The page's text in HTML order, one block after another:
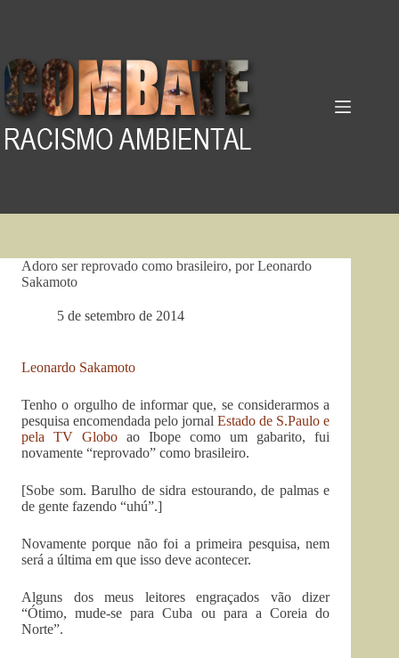
Adoro ser reprovado como brasileiro, por Leonardo
Sakamoto
5 de setembro de 2014
Leonardo Sakamoto
Tenho o orgulho de informar que, se considerarmos a
pesquisa encomendada pelo jornalEstado de S.Paulo e
pela TV Globo ao Ibope como um gabarito, fui
novamente “reprovado” como brasileiro.
[Sobe som. Barulho de sidra estourando, de palmas e
de gente fazendo “uhú”.]
Novamente porque não foi a primeira pesquisa, nem
será a última em que isso deve acontecer.
Alguns dos meus leitores engraçados vão dizer
“Ótimo, mude-se para Cuba ou para a Coreia do
Norte”.